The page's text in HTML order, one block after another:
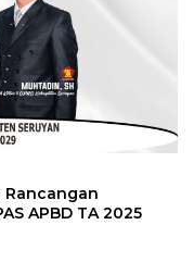
Rancangan
APBD TA 2025